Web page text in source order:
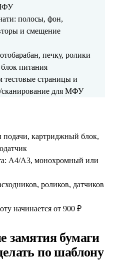
полосы, фон,
и смещение
печку, ролики
питания
тестовые страницы и
сканирование для МФУ
подачи, картриджный блок,
A4/A3, монохромный или
роликов, датчиков
начинается от 900 ₽
замятия бумаги
по шаблону